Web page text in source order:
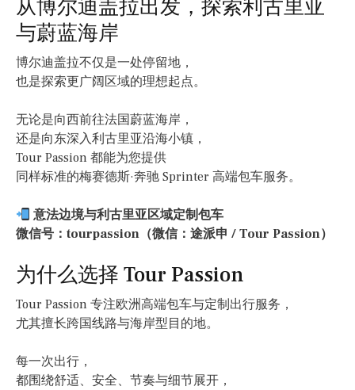
从博尔迪盖拉出发，探索利古里亚
与蔚蓝海岸
博尔迪盖拉不仅是一处停留地，
也是探索更广阔区域的理想起点。
无论是向西前往法国蔚蓝海岸，
还是向东深入利古里亚沿海小镇，
Tour Passion 都能为您提供
同样标准的梅赛德斯·奔驰 Sprinter 高端包车服务。
意法边境与利古里亚区域定制包车
微信号：tourpassion（微信：途派申 / Tour Passion）
为什么选择 Tour Passion
Tour Passion 专注欧洲高端包车与定制出行服务，
尤其擅长跨国线路与海岸型目的地。
每一次出行，
都围绕舒适、安全、节奏与细节展开，